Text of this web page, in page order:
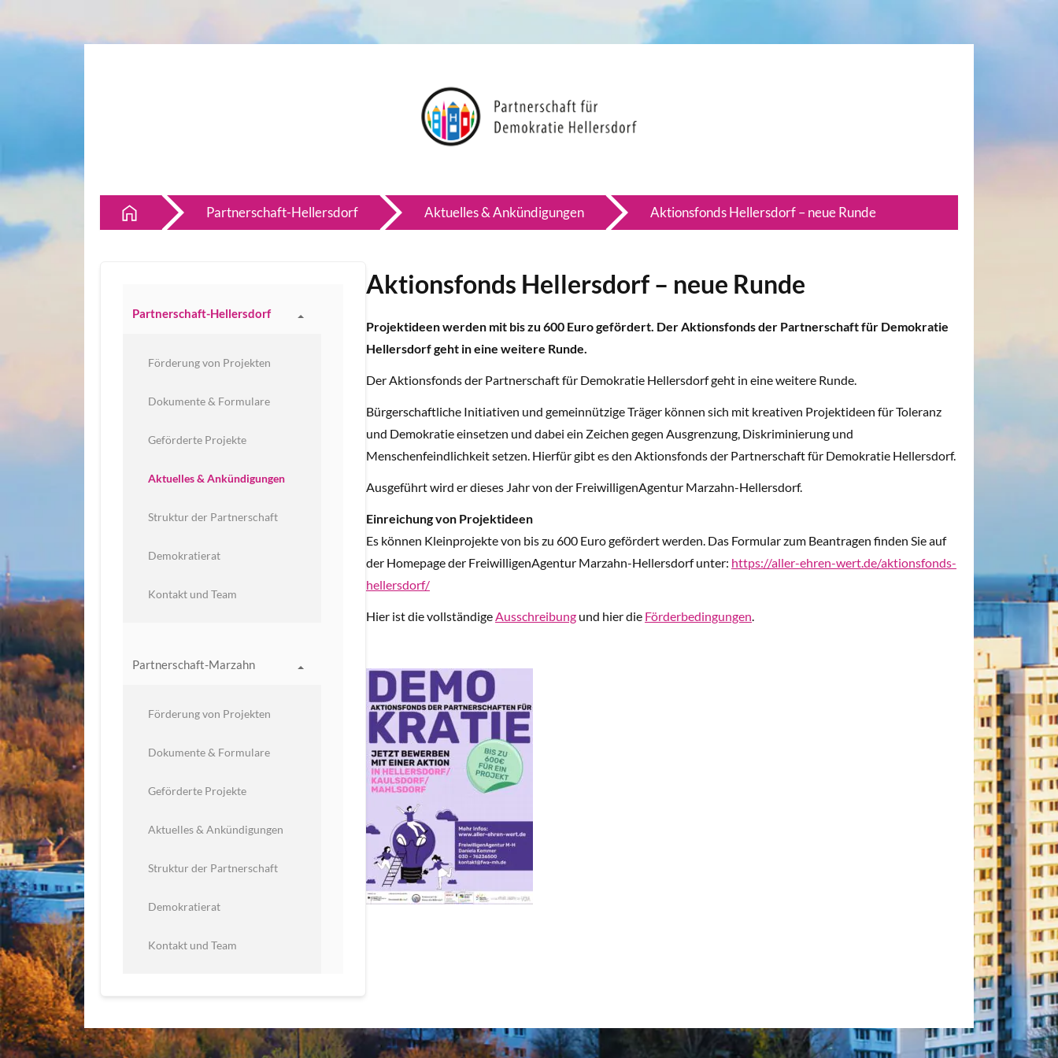
Partnerschaft-Hellersdorf Aktuelles & Ankündigungen Aktionsfonds Hellersdorf – neue Runde
Partnerschaft-Hellersdorf
Förderung von Projekten
Dokumente & Formulare
Geförderte Projekte
Aktuelles & Ankündigungen
Struktur der Partnerschaft
Demokratierat
Kontakt und Team
Partnerschaft-Marzahn
Förderung von Projekten
Dokumente & Formulare
Geförderte Projekte
Aktuelles & Ankündigungen
Struktur der Partnerschaft
Demokratierat
Kontakt und Team
Aktionsfonds Hellersdorf – neue Runde
Projektideen werden mit bis zu 600 Euro gefördert. Der Aktionsfonds der Partnerschaft für Demokratie
Hellersdorf geht in eine weitere Runde.
Der Aktionsfonds der Partnerschaft für Demokratie Hellersdorf geht in eine weitere Runde.
Bürgerschaftliche Initiativen und gemeinnützige Träger können sich mit kreativen Projektideen für Toleranz
und Demokratie einsetzen und dabei ein Zeichen gegen Ausgrenzung, Diskriminierung und
Menschenfeindlichkeit setzen. Hierfür gibt es den Aktionsfonds der Partnerschaft für Demokratie Hellersdorf.
Ausgeführt wird er dieses Jahr von der FreiwilligenAgentur Marzahn-Hellersdorf.
Einreichung von Projektideen
Es können Kleinprojekte von bis zu 600 Euro gefördert werden. Das Formular zum Beantragen finden Sie auf
der Homepage der FreiwilligenAgentur Marzahn-Hellersdorf unter: https://aller-ehren-wert.de/aktionsfonds-
hellersdorf/
Hier ist die vollständigeAusschreibung und hier die Förderbedingungen.